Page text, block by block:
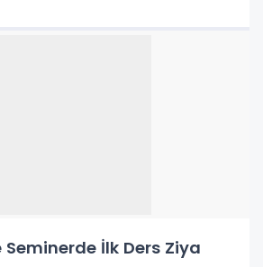
İlk Ders Ziya